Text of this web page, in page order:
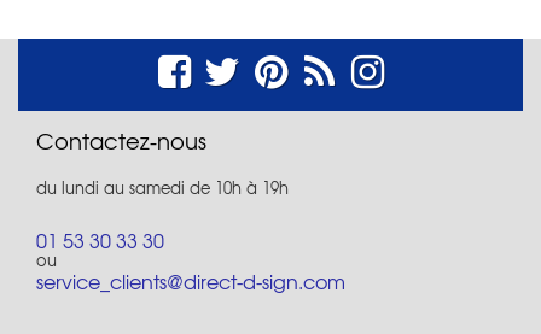
Contactez-nous
du lundi au samedi de 10h à 19h
01 53 30 33 30
ou
service_clients@direct-d-sign.com